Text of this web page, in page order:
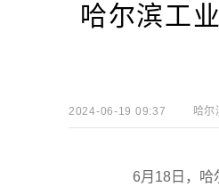
哈尔滨工
2024-06-19 09:37 哈尔
6月18日，哈尔